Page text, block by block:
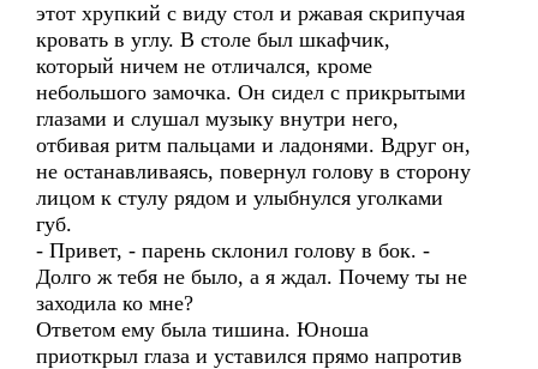
этот хрупкий с виду стол и ржавая скрипучая
кровать в углу. В столе был шкафчик,
который ничем не отличался, кроме
небольшого замочка. Он сидел с прикрытыми
глазами и слушал музыку внутри него,
отбивая ритм пальцами и ладонями. Вдруг он,
не останавливаясь, повернул голову в сторону
лицом к стулу рядом и улыбнулся уголками
губ.
- Привет, - парень склонил голову в бок. -
Долго ж тебя не было, а я ждал. Почему ты не
заходила ко мне?
Ответом ему была тишина. Юноша
приоткрыл глаза и уставился прямо напротив